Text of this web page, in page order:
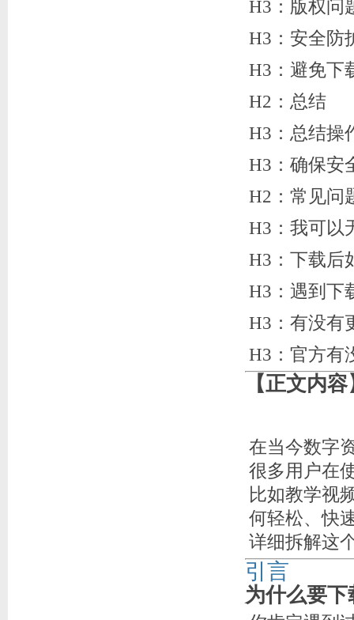
H3：版权问
H3：安全防
H3：避免下
H2：总结
H3：总结操
H3：确保安
H2：常见问
H3：我可以
H3：下载后
H3：遇到下
H3：有没有
H3：官方有
【正文内容
在当今数字
很多用户在
比如教学视
何轻松、快
详细拆解这
引言
为什么要